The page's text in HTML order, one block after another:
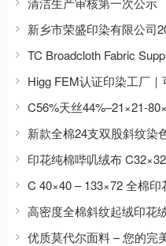
Higg FEM认证印染工厂
C56%天丝44%–21×21-
C 40×40 – 133×72 全棉
优质莫代尔面料 – 您的完